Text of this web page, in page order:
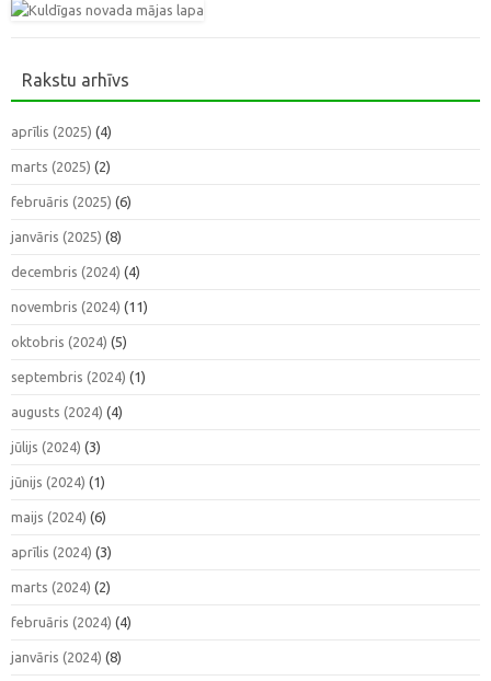
Rakstu arhīvs
aprīlis (2025) (4)
marts (2025) (2)
februāris (2025) (6)
janvāris (2025) (8)
decembris (2024) (4)
novembris (2024) (11)
oktobris (2024) (5)
septembris (2024) (1)
augusts (2024) (4)
jūlijs (2024) (3)
jūnijs (2024) (1)
maijs (2024) (6)
aprīlis (2024) (3)
marts (2024) (2)
februāris (2024) (4)
janvāris (2024) (8)